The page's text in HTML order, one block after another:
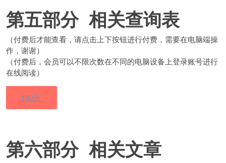
第五部分 相关查询表
（付费后才能查看，请点击上下按钮进行付费，需要在电脑端操
作，谢谢）
（付费后，会员可以不限次数在不同的电脑设备上登录账号进行
在线阅读）
180元
第六部分 相关文章